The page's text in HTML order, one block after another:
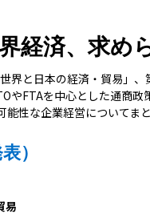
経済、求め
世界と日本の経済・貿易」
やFTAを中心とした通商
性な企業経営についてまと
）
易